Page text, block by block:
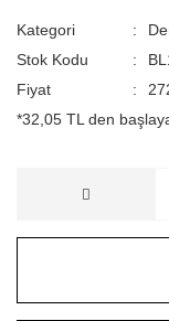
Kategori
Stok Kodu
Fiyat
*32,05 TL den